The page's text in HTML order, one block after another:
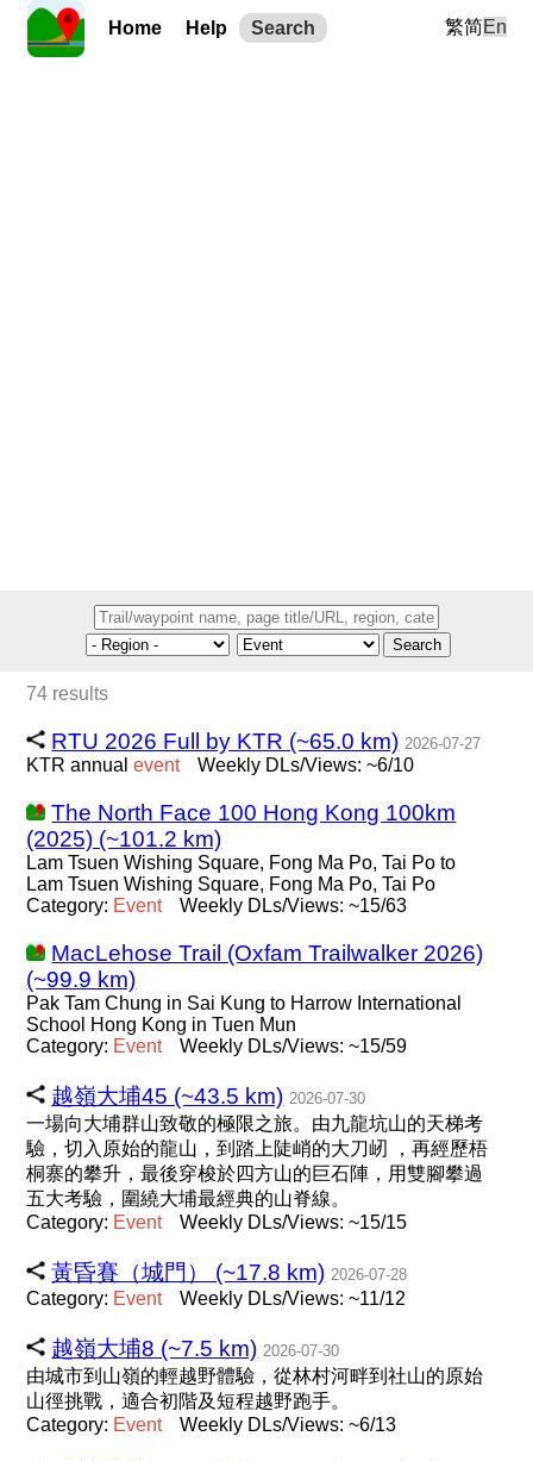
Home Help Search 繁简En
Search
74 results
RTU 2026 Full by KTR (~65.0 km) 2026-07-27
KTR annualevent Weekly DLs/Views: ~6/10
The North Face 100 Hong Kong 100km
(2025) (~101.2 km)
Lam Tsuen Wishing Square, Fong Ma Po, Tai Po to
Lam Tsuen Wishing Square, Fong Ma Po, Tai Po
Category: Event Weekly DLs/Views: ~15/63
MacLehose Trail (Oxfam Trailwalker 2026)
(~99.9 km)
Pak Tam Chung in Sai Kung to Harrow International
School Hong Kong in Tuen Mun
Category: Event Weekly DLs/Views: ~15/59
越嶺大埔45 (~43.5 km) 2026-07-30
一場向大埔群山致敬的極限之旅。由九龍坑山的天梯考
驗，切入原始的龍山，到踏上陡峭的大刀屻 ，再經歷梧
桐寨的攀升，最後穿梭於四方山的巨石陣，用雙腳攀過
五大考驗，圍繞大埔最經典的山脊線。
Category: Event Weekly DLs/Views: ~15/15
黃昏賽（城門） (~17.8 km) 2026-07-28
Category: Event Weekly DLs/Views: ~11/12
越嶺大埔8 (~7.5 km) 2026-07-30
由城市到山嶺的輕越野體驗，從林村河畔到社山的原始
山徑挑戰，適合初階及短程越野跑手。
Category: Event Weekly DLs/Views: ~6/13